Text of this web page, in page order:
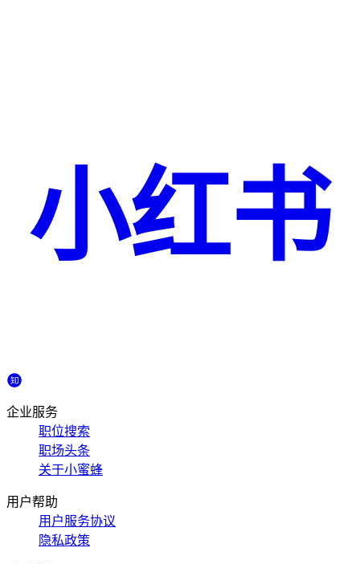
小红书
企业服务
职位搜索
职场头条
关于小蜜蜂
用户帮助
用户服务协议
隐私政策